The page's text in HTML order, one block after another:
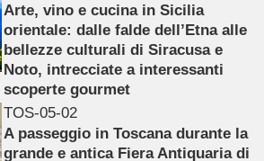
Arte, vino e cucina in Sicilia
orientale: dalle falde dell’Etna alle
bellezze culturali di Siracusa e
Noto, intrecciate a interessanti
scoperte gourmet
TOS-05-02
A passeggio in Toscana durante la
grande e antica Fiera Antiquaria di